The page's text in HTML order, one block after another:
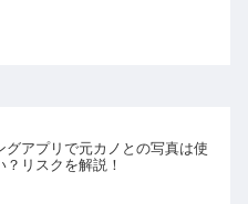
グアプリで元カノとの写真は使
？リスクを解説！